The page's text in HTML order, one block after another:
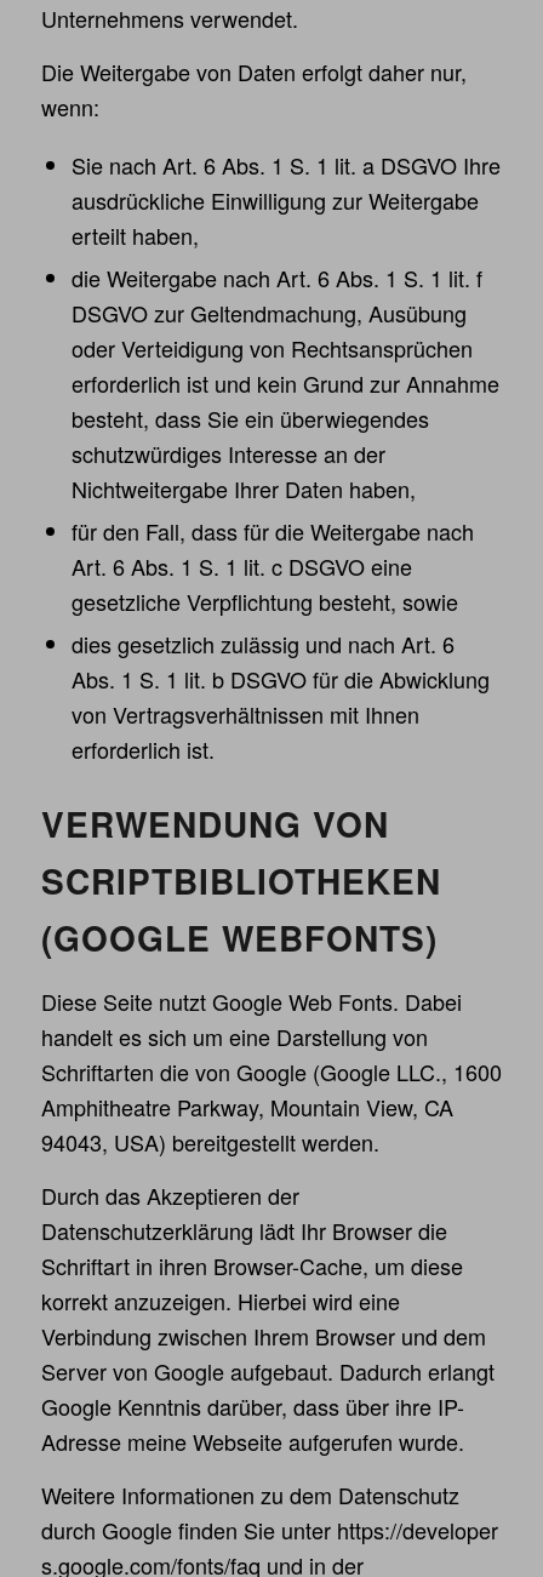
Unternehmens verwendet.
Die Weitergabe von Daten erfolgt daher nur,
wenn:
Sie nach Art. 6 Abs. 1 S. 1 lit. a DSGVO Ihre
ausdrückliche Einwilligung zur Weitergabe
erteilt haben,
die Weitergabe nach Art. 6 Abs. 1 S. 1 lit. f
DSGVO zur Geltendmachung, Ausübung
oder Verteidigung von Rechtsansprüchen
erforderlich ist und kein Grund zur Annahme
besteht, dass Sie ein überwiegendes
schutzwürdiges Interesse an der
Nichtweitergabe Ihrer Daten haben,
für den Fall, dass für die Weitergabe nach
Art. 6 Abs. 1 S. 1 lit. c DSGVO eine
gesetzliche Verpflichtung besteht, sowie
dies gesetzlich zulässig und nach Art. 6
Abs. 1 S. 1 lit. b DSGVO für die Abwicklung
von Vertragsverhältnissen mit Ihnen
erforderlich ist.
VERWENDUNG VON
SCRIPTBIBLIOTHEKEN
(GOOGLE WEBFONTS)
Diese Seite nutzt Google Web Fonts. Dabei
handelt es sich um eine Darstellung von
Schriftarten die von Google (Google LLC., 1600
Amphitheatre Parkway, Mountain View, CA
94043, USA) bereitgestellt werden.
Durch das Akzeptieren der
Datenschutzerklärung lädt Ihr Browser die
Schriftart in ihren Browser-Cache, um diese
korrekt anzuzeigen. Hierbei wird eine
Verbindung zwischen Ihrem Browser und dem
Server von Google aufgebaut. Dadurch erlangt
Google Kenntnis darüber, dass über ihre IP-
Adresse meine Webseite aufgerufen wurde.
Weitere Informationen zu dem Datenschutz
durch Google finden Sie unter https://developer
s.google.com/fonts/faq und in der